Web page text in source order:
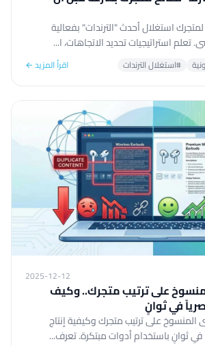
استغلال أحدث "الترندات" بفعالية
استراتيجيات تحديد الاتجاهات، ا...
#استغلال الترندات اقرأ المزيد ←
2025-12-12
على ترتيب متجرك.. وكيف
في ثوانٍ
المنسوخ على ترتيب متجرك وكيفية إنتاج
ثوانٍ باستخدام أدوات مبتكرة. تعرف...